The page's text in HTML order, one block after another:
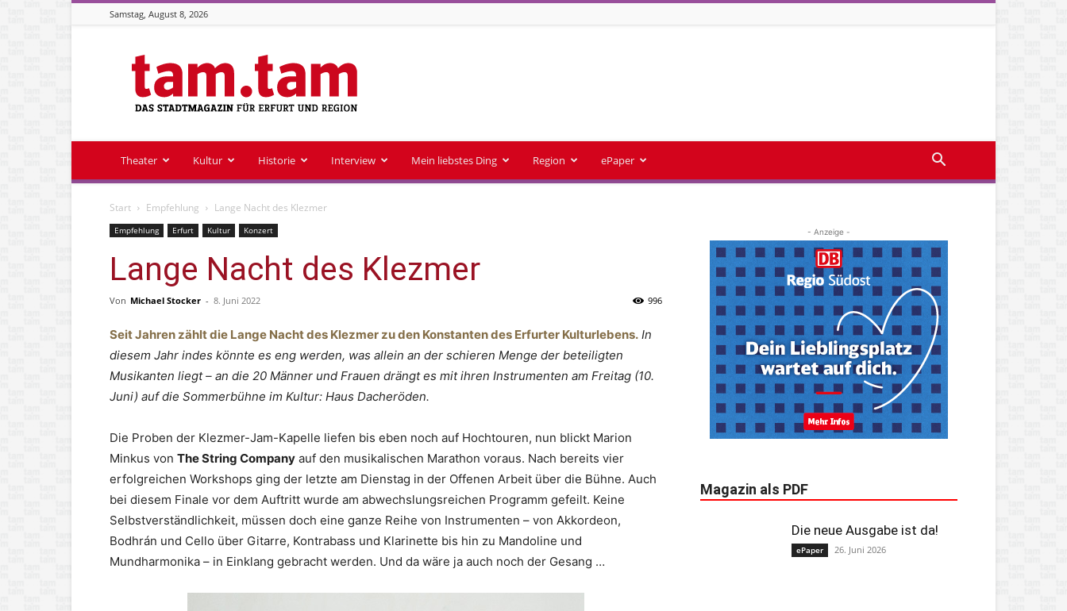
Samstag, August 8, 2026
Stadtmagazin
tam.tam
Theater Kultur Historie Interview Mein liebstes Ding Region ePaper
Start Empfehlung Lange Nacht des Klezmer
Empfehlung Erfurt Kultur Konzert
Lange Nacht des Klezmer
Von Michael Stocker - 8. Juni 2022 996
Seit Jahren zählt die Lange Nacht des Klezmer zu den Konstanten des Erfurter Kulturlebens. In
diesem Jahr indes könnte es eng werden, was allein an der schieren Menge der beteiligten
Musikanten liegt – an die 20 Männer und Frauen drängt es mit ihren Instrumenten am Freitag (10.
Juni) auf die Sommerbühne im Kultur: Haus Dacheröden.
Die Proben der Klezmer-Jam-Kapelle liefen bis eben noch auf Hochtouren, nun blickt Marion
Minkus von The String Company auf den musikalischen Marathon voraus. Nach bereits vier
erfolgreichen Workshops ging der letzte am Dienstag in der Offenen Arbeit über die Bühne. Auch
bei diesem Finale vor dem Auftritt wurde am abwechslungsreichen Programm gefeilt. Keine
Selbstverständlichkeit, müssen doch eine ganze Reihe von Instrumenten – von Akkordeon,
Bodhrán und Cello über Gitarre, Kontrabass und Klarinette bis hin zu Mandoline und
Mundharmonika – in Einklang gebracht werden. Und da wäre ja auch noch der Gesang …
- Anzeige -
Magazin als PDF
Die neue Ausgabe ist da!
ePaper 26. Juni 2026